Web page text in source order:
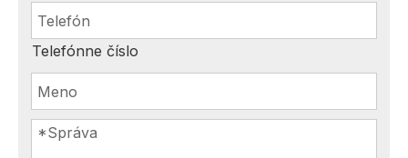
Telefónne číslo